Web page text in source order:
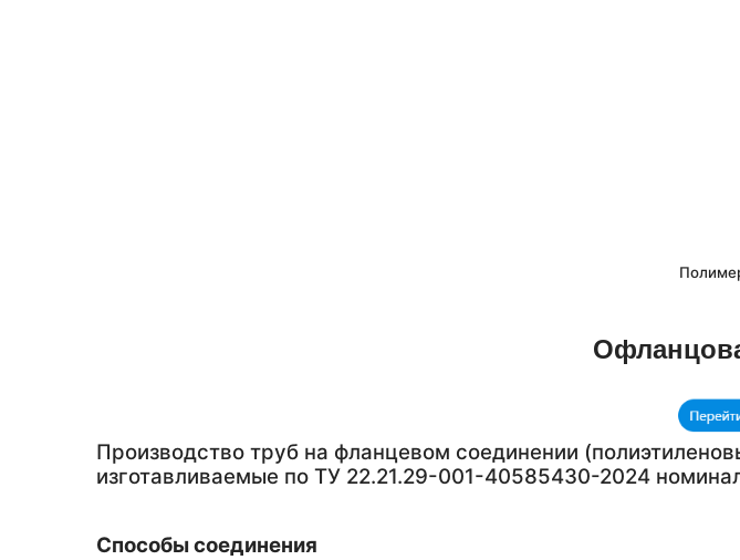
Производство труб на фланцевом соединении
изготавливаемые по ТУ 22.21.29-001-40585430-2024
Способы соединения